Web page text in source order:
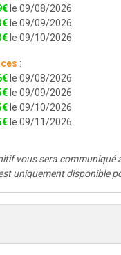
€ le 09/08/2026
€ le 09/09/2026
€ le 09/10/2026
:
€ le 09/08/2026
€ le 09/09/2026
€ le 09/10/2026
€ le 09/11/2026
vous sera communiqué
uniquement disponible